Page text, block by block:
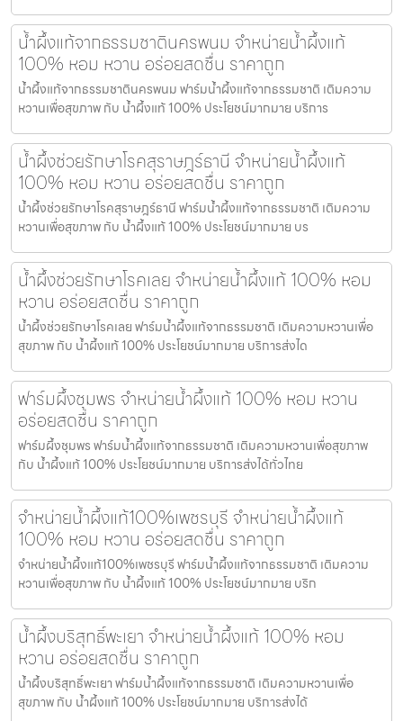
น้ำผึ้งแท้จากธรรมชาตินครพนม จำหน่ายน้ำผึ้งแท้
100% หอม หวาน อร่อยสดชื่น ราคาถูก
น้ำผึ้งแท้จากธรรมชาตินครพนม ฟาร์มน้ำผึ้งแท้จากธรรมชาติ เติมความ
หวานเพื่อสุขภาพ กับ น้ำผึ้งแท้ 100% ประโยชน์มากมาย บริการ
น้ำผึ้งช่วยรักษาโรคสุราษฎร์ธานี จำหน่ายน้ำผึ้งแท้
100% หอม หวาน อร่อยสดชื่น ราคาถูก
น้ำผึ้งช่วยรักษาโรคสุราษฎร์ธานี ฟาร์มน้ำผึ้งแท้จากธรรมชาติ เติมความ
หวานเพื่อสุขภาพ กับ น้ำผึ้งแท้ 100% ประโยชน์มากมาย บร
น้ำผึ้งช่วยรักษาโรคเลย จำหน่ายน้ำผึ้งแท้ 100% หอม
หวาน อร่อยสดชื่น ราคาถูก
น้ำผึ้งช่วยรักษาโรคเลย ฟาร์มน้ำผึ้งแท้จากธรรมชาติ เติมความหวานเพื่อ
สุขภาพ กับ น้ำผึ้งแท้ 100% ประโยชน์มากมาย บริการส่งได
ฟาร์มผึ้งชุมพร จำหน่ายน้ำผึ้งแท้ 100% หอม หวาน
อร่อยสดชื่น ราคาถูก
ฟาร์มผึ้งชุมพร ฟาร์มน้ำผึ้งแท้จากธรรมชาติ เติมความหวานเพื่อสุขภาพ
กับ น้ำผึ้งแท้ 100% ประโยชน์มากมาย บริการส่งได้ทั่วไทย
จำหน่ายน้ำผึ้งแท้100%เพชรบุรี จำหน่ายน้ำผึ้งแท้
100% หอม หวาน อร่อยสดชื่น ราคาถูก
จำหน่ายน้ำผึ้งแท้100%เพชรบุรี ฟาร์มน้ำผึ้งแท้จากธรรมชาติ เติมความ
หวานเพื่อสุขภาพ กับ น้ำผึ้งแท้ 100% ประโยชน์มากมาย บริก
น้ำผึ้งบริสุทธิ์พะเยา จำหน่ายน้ำผึ้งแท้ 100% หอม
หวาน อร่อยสดชื่น ราคาถูก
น้ำผึ้งบริสุทธิ์พะเยา ฟาร์มน้ำผึ้งแท้จากธรรมชาติ เติมความหวานเพื่อ
สุขภาพ กับ น้ำผึ้งแท้ 100% ประโยชน์มากมาย บริการส่งได้